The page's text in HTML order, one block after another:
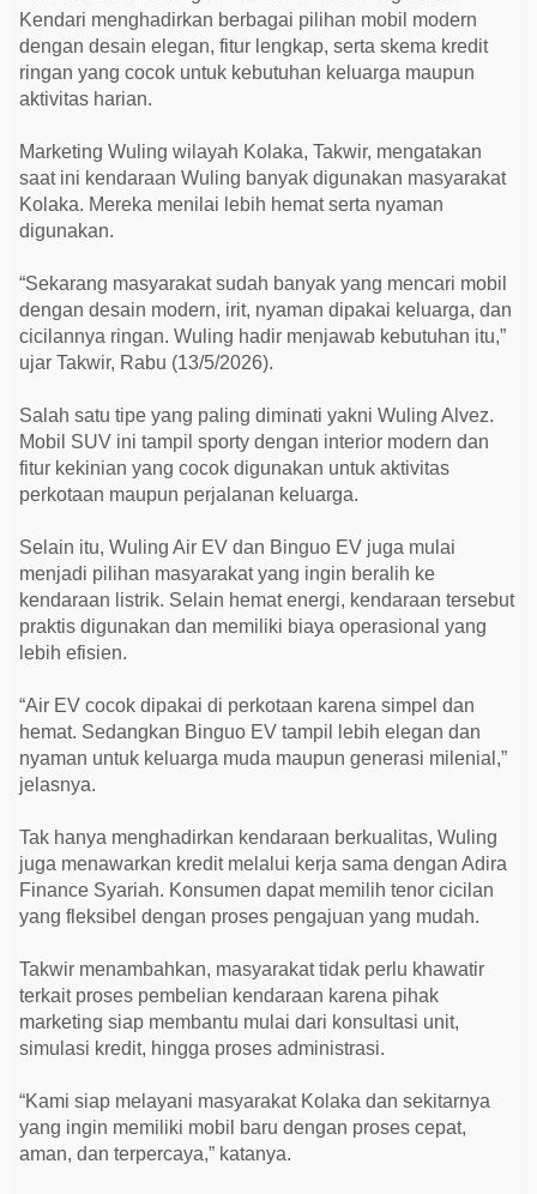
k
a
P
e
l
u
g
i
l
o
b
i
l
I
i
a
n
Kendari menghadirkan berbagai pilihan mobil modern
dengan desain elegan, fitur lengkap, serta skema kredit
ringan yang cocok untuk kebutuhan keluarga maupun
aktivitas harian.
Marketing Wuling wilayah Kolaka, Takwir, mengatakan
saat ini kendaraan Wuling banyak digunakan masyarakat
Kolaka. Mereka menilai lebih hemat serta nyaman
digunakan.
“Sekarang masyarakat sudah banyak yang mencari mobil
dengan desain modern, irit, nyaman dipakai keluarga, dan
cicilannya ringan. Wuling hadir menjawab kebutuhan itu,”
ujar Takwir, Rabu (13/5/2026).
Salah satu tipe yang paling diminati yakni Wuling Alvez.
Mobil SUV ini tampil sporty dengan interior modern dan
fitur kekinian yang cocok digunakan untuk aktivitas
perkotaan maupun perjalanan keluarga.
Selain itu, Wuling Air EV dan Binguo EV juga mulai
menjadi pilihan masyarakat yang ingin beralih ke
kendaraan listrik. Selain hemat energi, kendaraan tersebut
praktis digunakan dan memiliki biaya operasional yang
lebih efisien.
“Air EV cocok dipakai di perkotaan karena simpel dan
hemat. Sedangkan Binguo EV tampil lebih elegan dan
nyaman untuk keluarga muda maupun generasi milenial,”
jelasnya.
Tak hanya menghadirkan kendaraan berkualitas, Wuling
juga menawarkan kredit melalui kerja sama dengan Adira
Finance Syariah. Konsumen dapat memilih tenor cicilan
yang fleksibel dengan proses pengajuan yang mudah.
Takwir menambahkan, masyarakat tidak perlu khawatir
terkait proses pembelian kendaraan karena pihak
marketing siap membantu mulai dari konsultasi unit,
simulasi kredit, hingga proses administrasi.
“Kami siap melayani masyarakat Kolaka dan sekitarnya
yang ingin memiliki mobil baru dengan proses cepat,
aman, dan terpercaya,” katanya.